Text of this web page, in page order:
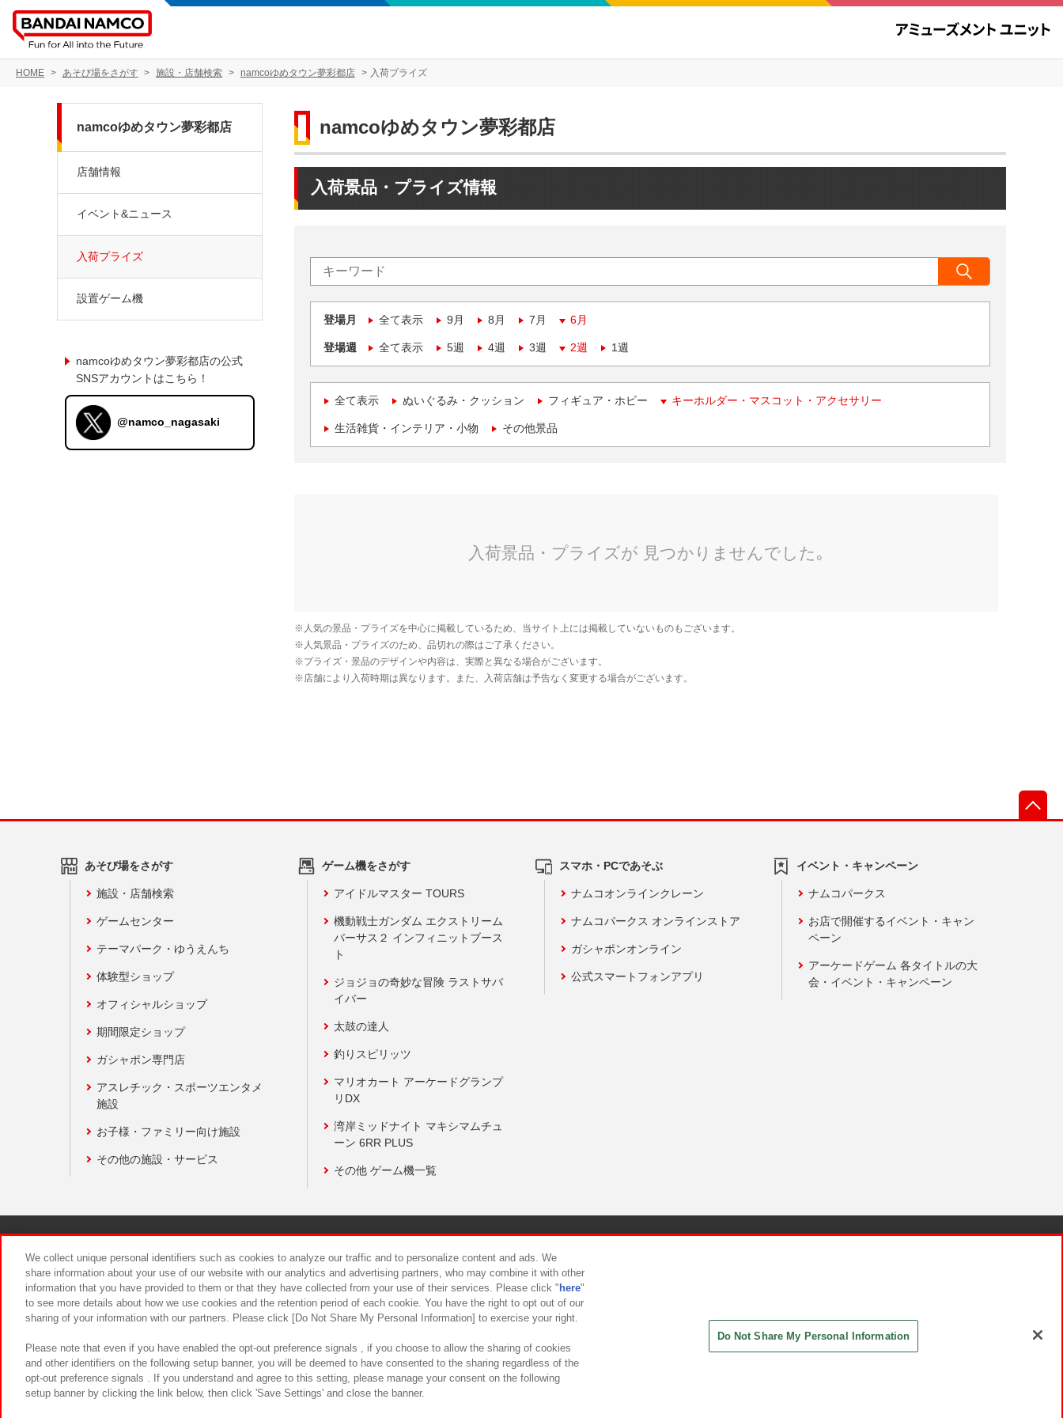
HOME あそび場をさがす 施設・店舗検索 namcoゆめタウン夢彩都店 入荷プライズ
namcoゆめタウン夢彩都店
入荷景品・プライズ情報
登場月 全て表示 9月 8月 7月 6月
登場週 全て表示 5週 4週 3週 2週 1週
全て表示 ぬいぐるみ・クッション フィギュア・ホビー キーホルダー・マスコット・アクセサリー
生活雑貨・インテリア・小物 その他景品
namcoゆめタウン夢彩都店
店舗情報
イベント&ニュース
入荷プライズ
設置ゲーム機
namcoゆめタウン夢彩都店の公式
SNSアカウントはこちら！
@namco_nagasaki
あそび場をさがす
施設・店舗検索
ゲームセンター
テーマパーク・ゆうえんち
体験型ショップ
オフィシャルショップ
期間限定ショップ
ガシャポン専門店
アスレチック・スポーツエンタメ
施設
お子様・ファミリー向け施設
その他の施設・サービス
ゲーム機をさがす
アイドルマスター TOURS
機動戦士ガンダム エクストリーム
バーサス２ インフィニットブース
ト
ジョジョの奇妙な冒険 ラストサバ
イバー
太鼓の達人
釣りスピリッツ
マリオカート アーケードグランプ
リDX
湾岸ミッドナイト マキシマムチュ
ーン 6RR PLUS
その他 ゲーム機一覧
スマホ・PCであそぶ
ナムコオンラインクレーン
ナムコパークス オンラインストア
ガシャポンオンライン
公式スマートフォンアプリ
イベント・キャンペーン
ナムコパークス
お店で開催するイベント・キャン
ペーン
アーケードゲーム 各タイトルの大
会・イベント・キャンペーン
食品のご提供について カスタマーハラスメント対応方針
We collect unique personal identifiers such as cookies to analyze our traffic and to personalize content and ads. We
share information about your use of our website with our analytics and advertising partners, who may combine it with other
information that you have provided to them or that they have collected from your use of their services. Please click " here"
to see more details about how we use cookies and the retention period of each cookie. You have the right to opt out of our
sharing of your information with our partners. Please click [Do Not Share My Personal Information] to exercise your right.
Please note that even if you have enabled the opt-out preference signals , if you choose to allow the sharing of cookies
and other identifiers on the following setup banner, you will be deemed to have consented to the sharing regardless of the
opt-out preference signals . If you understand and agree to this setting, please manage your consent on the following
setup banner by clicking the link below, then click 'Save Settings' and close the banner.
Do Not Share My Personal Information